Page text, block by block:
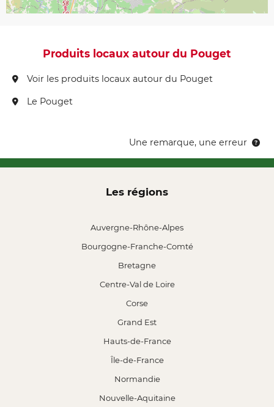
Produits locaux autour du Pouget
Voir les produits locaux autour du Pouget
Le Pouget
Une remarque, une erreur
Les régions
Auvergne-Rhône-Alpes
Bourgogne-Franche-Comté
Bretagne
Centre-Val de Loire
Corse
Grand Est
Hauts-de-France
Île-de-France
Normandie
Nouvelle-Aquitaine